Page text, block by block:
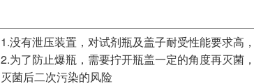
1.没有泄压装置，对试剂瓶及盖子耐受性能要求高
2.为了防止爆瓶，需要拧开瓶盖一定的角度再灭菌
灭菌后二次污染的风险